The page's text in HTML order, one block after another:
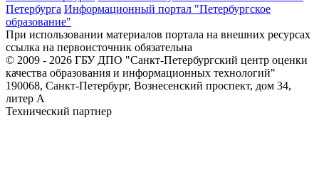
Петербурга Информационный портал "Петербургское
образование"
При использовании материалов портала на внешних ресурсах
ссылка на первоисточник обязательна
© 2009 - 2026 ГБУ ДПО "Санкт-Петербургский центр оценки
качества образования и информационных технологий"
190068, Санкт-Петербург, Вознесенский проспект, дом 34,
литер А
Технический партнер